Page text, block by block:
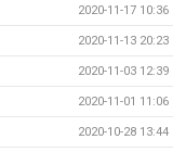
2020-11-17 10:36
2020-11-13 20:23
2020-11-03 12:39
2020-11-01 11:06
2020-10-28 13:44